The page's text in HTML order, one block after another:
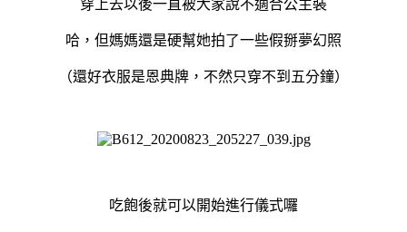
穿上去以後一直被大家說不適合公主裝
哈，但媽媽還是硬幫她拍了一些假掰夢幻照
（還好衣服是恩典牌，不然只穿不到五分鐘）
吃飽後就可以開始進行儀式囉